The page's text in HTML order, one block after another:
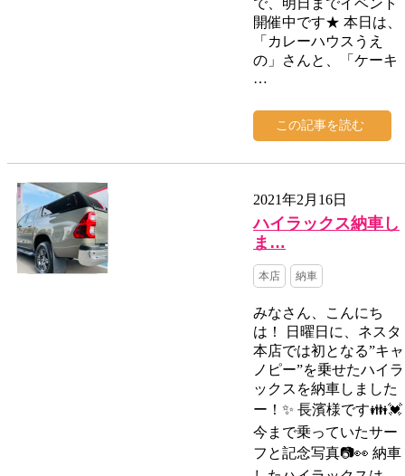
開催中です★ 本日は、
「カレーハウスうえ
の」さんと、「ケーキ
…
この記事を読む
2021年2月16日
ハイラックス納車し
ま…
本店 納車
みなさん、こんにち
は！ 日曜日に、ネスタ
本店では初となる”キャ
ノピー”を乗せたハイラ
ックスを納車しました
ー！✨ 長濱様です👪💓
今まで乗っていたサー
フと記念写真📷👀 納車